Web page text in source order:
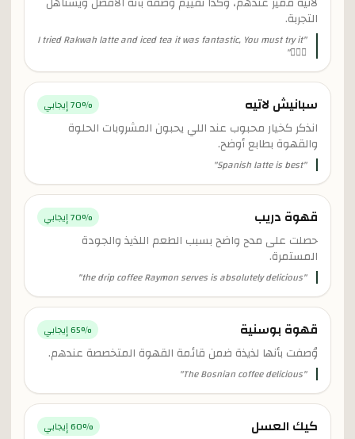
التجربة.
"
I tried Rakwah latte and iced tea it was fantastic, You must try it
👍🏻💯
"
سبانيش لاتيه 70% إيجابي
انذكر كخيار محبوب عند اللي يحبون المشروبات الحلوة
والقهوة بطابع أوضح.
"
Spanish latte is best
"
قهوة دريب 70% إيجابي
حصلت على مدح واضح بسبب الطعم اللذيذ والجودة
المستمرة.
"
the drip coffee Raymon serves is absolutely delicious
"
قهوة بوسنية 65% إيجابي
وُصفت بأنها لذيذة ضمن قائمة القهوة المتخصصة عندهم.
"
The Bosnian coffee delicious
"
كيك العسل 60% إيجابي